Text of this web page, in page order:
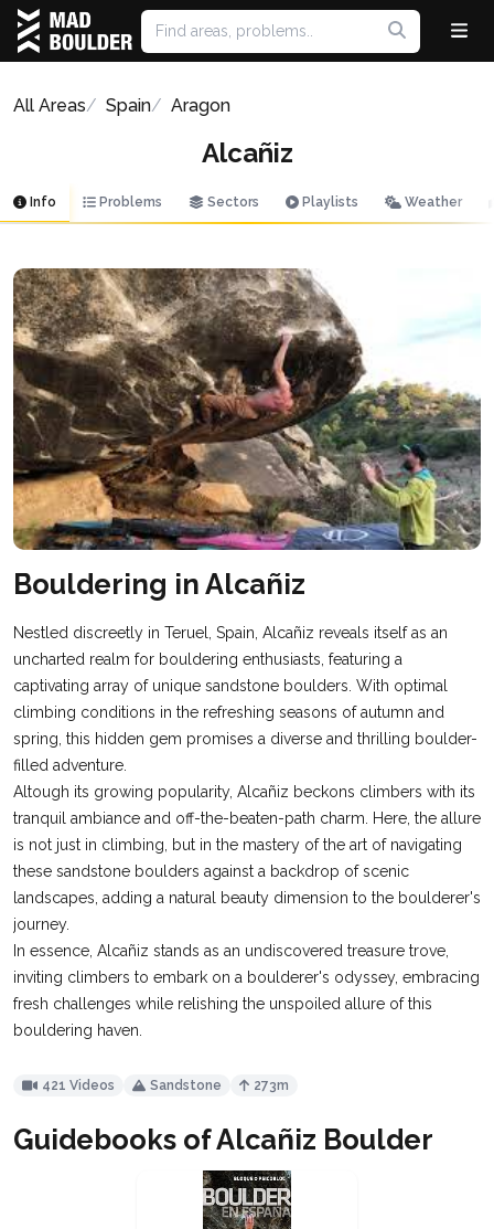
All Areas Spain Aragon
Alcañiz
Info Problems Sectors Playlists Weather
Bouldering in Alcañiz
Nestled discreetly in Teruel, Spain, Alcañiz reveals itself as an
uncharted realm for bouldering enthusiasts, featuring a
captivating array of unique sandstone boulders. With optimal
climbing conditions in the refreshing seasons of autumn and
spring, this hidden gem promises a diverse and thrilling boulder-
filled adventure.
Altough its growing popularity, Alcañiz beckons climbers with its
tranquil ambiance and off-the-beaten-path charm. Here, the allure
is not just in climbing, but in the mastery of the art of navigating
these sandstone boulders against a backdrop of scenic
landscapes, adding a natural beauty dimension to the boulderer's
journey.
In essence, Alcañiz stands as an undiscovered treasure trove,
inviting climbers to embark on a boulderer's odyssey, embracing
fresh challenges while relishing the unspoiled allure of this
bouldering haven.
421 Videos Sandstone 273m
Guidebooks of Alcañiz Boulder